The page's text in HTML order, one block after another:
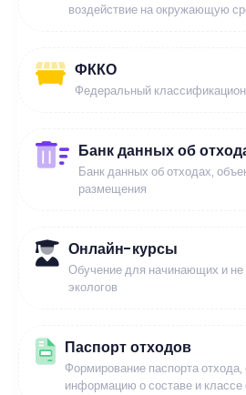
воздействие на окружающую
ФККО
Федеральный
Банк данных об
Банк данных об отходах,
размещения
Онлайн-курсы
Обучение для начинающих и не
экологов
Паспорт отходов
Формирование паспорта
информацию о составе и классе